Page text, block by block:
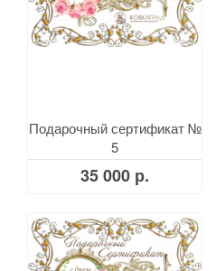
Подарочный сертификат №
5
35 000 р.